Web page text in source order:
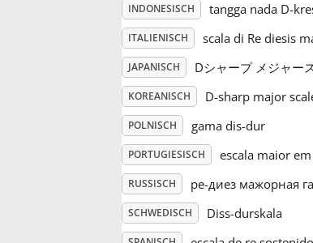
INDONESISCH tangga nada D-
ITALIENISCH scala di Re diesis
JAPANISCH Dシャープ メジャー
KOREANISCH D-sharp major
POLNISCH gama dis-dur
PORTUGIESISCH escala maior
RUSSISCH ре-диез мажорная
SCHWEDISCH Diss-durskala